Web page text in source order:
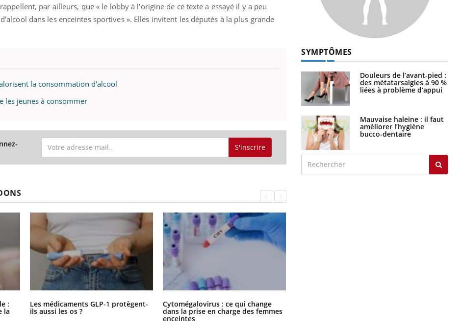
par ailleurs, que « le lobby à l'origine de ce texte a essayé il y a peu
dans les enceintes sportives ». Elles invitent les députés à la plus grande
la consommation d'alcool
les jeunes à consommer
S'inscrire
:
la
Les médicaments GLP-1 protègent-
ils aussi les os ?
Cytomégalovirus : ce qui change
dans la prise en charge des femmes
enceintes
SYMPTÔMES
Douleurs de l’avant-pied :
des métatarsalgies à 90 %
liées à problème d’appui
Mauvaise haleine : il faut
améliorer l’hygiène
bucco-dentaire